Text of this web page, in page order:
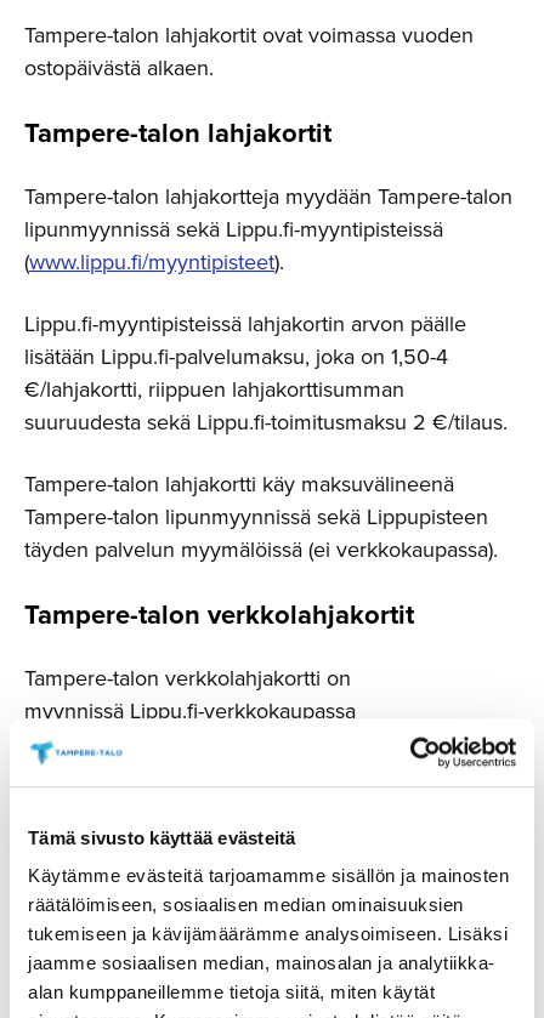
Tämä sivusto käyttää evästeitä
Käytämme evästeitä tarjoamamme sisällön ja mainosten
räätälöimiseen, sosiaalisen median ominaisuuksien
tukemiseen ja kävijämäärämme analysoimiseen. Lisäksi
jaamme sosiaalisen median, mainosalan ja analytiikka-
alan kumppaneillemme tietoja siitä, miten käytät
Tampere-talon lahjakortit ovat voimassa vuoden
ostopäivästä alkaen.
Tampere-talon lahjakortit
Tampere-talon lahjakortteja myydään Tampere-talon
lipunmyynnissä sekä Lippu.fi-myyntipisteissä
(www.lippu.fi/myyntipisteet).
Lippu.fi-myyntipisteissä lahjakortin arvon päälle
lisätään Lippu.fi-palvelumaksu, joka on 1,50-4
€/lahjakortti, riippuen lahjakorttisumman
suuruudesta sekä Lippu.fi-toimitusmaksu 2 €/tilaus.
Tampere-talon lahjakortti käy maksuvälineenä
Tampere-talon lipunmyynnissä sekä Lippupisteen
täyden palvelun myymälöissä (ei verkkokaupassa).
Tampere-talon verkkolah­ja­kortit
Tampere-talon verkkolahjakortti on
myynnissä Lippu.fi-verkkokaupassa
lippu.fi). Verkkolahjakortin arvon lisäksi veloitetaan
Lippu.fi-toimitusmaksu 1 €/tilaus. Verkkolahjakortti
OSTA LAHJAKORTTI